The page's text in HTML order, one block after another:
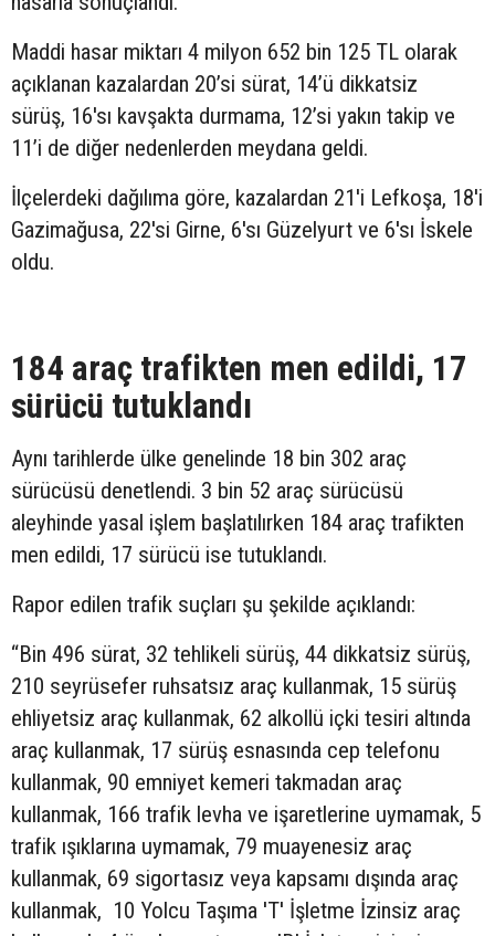
Maddi hasar miktarı 4 milyon 652 bin 125 TL olarak
açıklanan kazalardan 20’si sürat, 14’ü dikkatsiz
sürüş, 16'sı kavşakta durmama, 12’si yakın takip ve
11’i de diğer nedenlerden meydana geldi.
İlçelerdeki dağılıma göre, kazalardan 21'i Lefkoşa, 18'i
Gazimağusa, 22'si Girne, 6'sı Güzelyurt ve 6'sı İskele
oldu.
184 araç trafikten men edildi, 17
sürücü tutuklandı
Aynı tarihlerde ülke genelinde 18 bin 302 araç
sürücüsü denetlendi. 3 bin 52 araç sürücüsü
aleyhinde yasal işlem başlatılırken 184 araç trafikten
men edildi, 17 sürücü ise tutuklandı.
Rapor edilen trafik suçları şu şekilde açıklandı:
“Bin 496 sürat, 32 tehlikeli sürüş, 44 dikkatsiz sürüş,
210 seyrüsefer ruhsatsız araç kullanmak, 15 sürüş
ehliyetsiz araç kullanmak, 62 alkollü içki tesiri altında
araç kullanmak, 17 sürüş esnasında cep telefonu
kullanmak, 90 emniyet kemeri takmadan araç
kullanmak, 166 trafik levha ve işaretlerine uymamak, 5
trafik ışıklarına uymamak, 79 muayenesiz araç
kullanmak, 69 sigortasız veya kapsamı dışında araç
kullanmak, 10 Yolcu Taşıma 'T' İşletme İzinsiz araç